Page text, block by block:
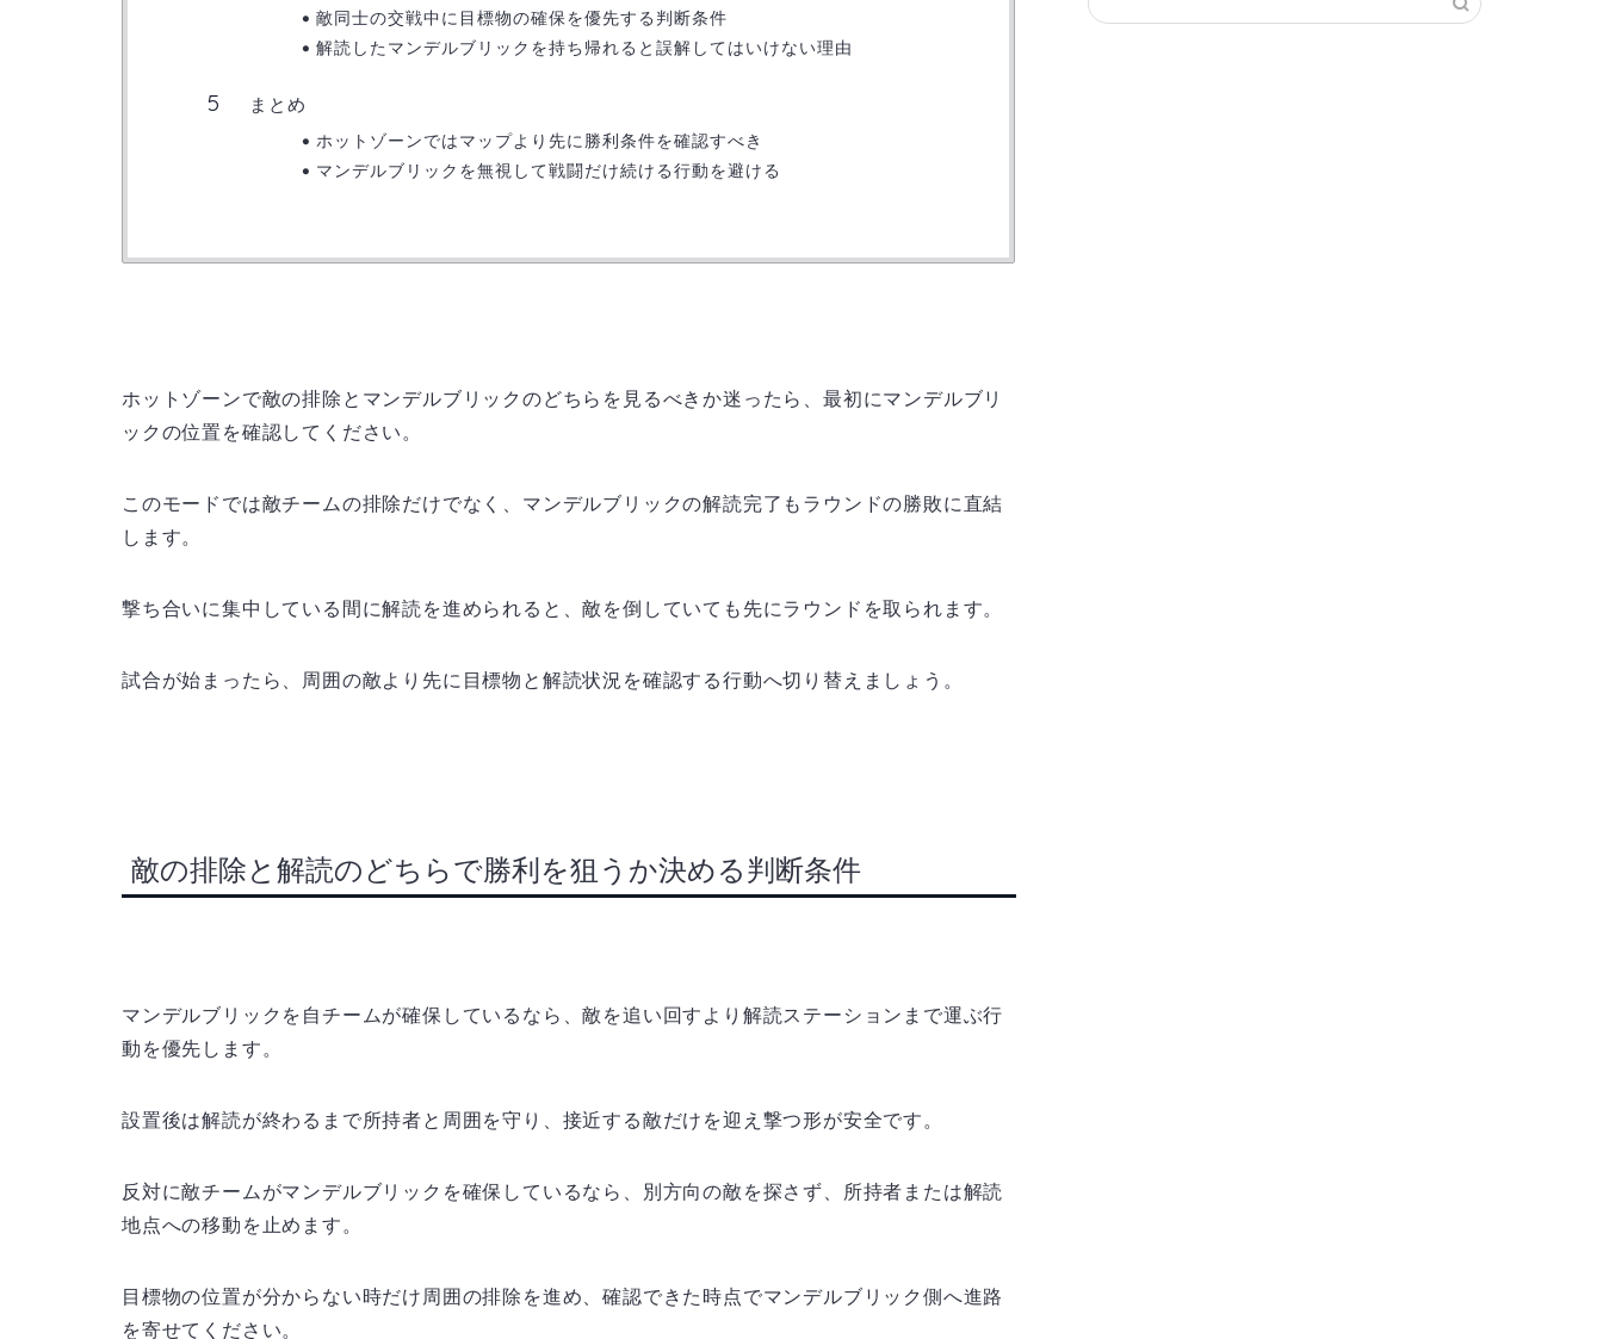
敵同士の交戦中に目標物の確保を優先する判断条件
解読したマンデルブリックを持ち帰れると誤解してはいけない理由
まとめ
ホットゾーンではマップより先に勝利条件を確認すべき
マンデルブリックを無視して戦闘だけ続ける行動を避ける
ホットゾーンで敵の排除とマンデルブリックのどちらを見るべきか迷ったら、最初にマンデルブリ
ックの位置を確認してください。
このモードでは敵チームの排除だけでなく、マンデルブリックの解読完了もラウンドの勝敗に直結
します。
撃ち合いに集中している間に解読を進められると、敵を倒していても先にラウンドを取られます。
試合が始まったら、周囲の敵より先に目標物と解読状況を確認する行動へ切り替えましょう。
敵の排除と解読のどちらで勝利を狙うか決める判断条件
マンデルブリックを自チームが確保しているなら、敵を追い回すより解読ステーションまで運ぶ行
動を優先します。
設置後は解読が終わるまで所持者と周囲を守り、接近する敵だけを迎え撃つ形が安全です。
反対に敵チームがマンデルブリックを確保しているなら、別方向の敵を探さず、所持者または解読
地点への移動を止めます。
目標物の位置が分からない時だけ周囲の排除を進め、確認できた時点でマンデルブリック側へ進路
を寄せてください。